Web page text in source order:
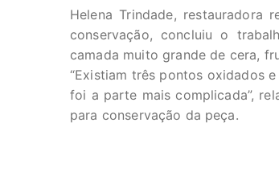
Helena Trindade,
conservação, concluiu o
camada muito grande de cera,
“Existiam três pontos oxidados
foi a parte mais complicada”,
para conservação da peça.